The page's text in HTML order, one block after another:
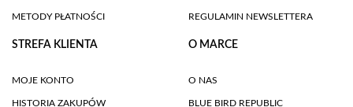
METODY PŁATNOŚCI REGULAMIN NEWSLETTERA
STREFA KLIENTA
MOJE KONTO
HISTORIA ZAKUPÓW
O MARCE
O NAS
BLUE BIRD REPUBLIC